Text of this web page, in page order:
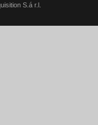
S.á r.l.